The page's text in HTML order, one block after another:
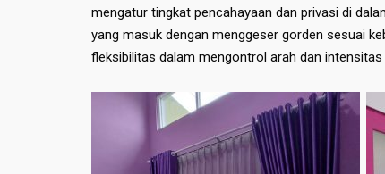
mengatur tingkat pencahayaan dan privasi di
yang masuk dengan menggeser gorden sesuai
fleksibilitas dalam mengontrol arah dan